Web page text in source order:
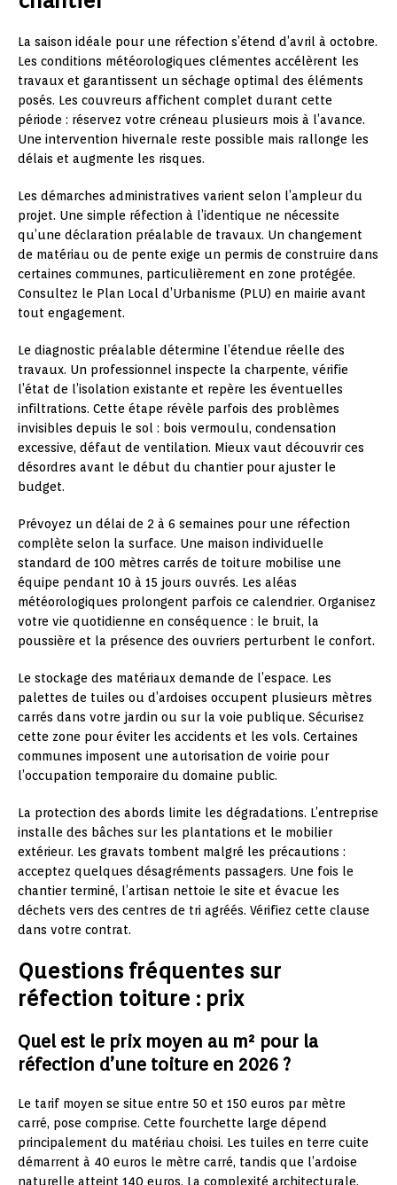
La saison idéale pour une réfection s’étend d’avril à octobre.
Les conditions météorologiques clémentes accélèrent les
travaux et garantissent un séchage optimal des éléments
posés. Les couvreurs affichent complet durant cette
période : réservez votre créneau plusieurs mois à l’avance.
Une intervention hivernale reste possible mais rallonge les
délais et augmente les risques.
Les démarches administratives varient selon l’ampleur du
projet. Une simple réfection à l’identique ne nécessite
qu’une déclaration préalable de travaux. Un changement
de matériau ou de pente exige un permis de construire dans
certaines communes, particulièrement en zone protégée.
Consultez le Plan Local d’Urbanisme (PLU) en mairie avant
tout engagement.
Le diagnostic préalable détermine l’étendue réelle des
travaux. Un professionnel inspecte la charpente, vérifie
l’état de l’isolation existante et repère les éventuelles
infiltrations. Cette étape révèle parfois des problèmes
invisibles depuis le sol : bois vermoulu, condensation
excessive, défaut de ventilation. Mieux vaut découvrir ces
désordres avant le début du chantier pour ajuster le
budget.
Prévoyez un délai de 2 à 6 semaines pour une réfection
complète selon la surface. Une maison individuelle
standard de 100 mètres carrés de toiture mobilise une
équipe pendant 10 à 15 jours ouvrés. Les aléas
météorologiques prolongent parfois ce calendrier. Organisez
votre vie quotidienne en conséquence : le bruit, la
poussière et la présence des ouvriers perturbent le confort.
Le stockage des matériaux demande de l’espace. Les
palettes de tuiles ou d’ardoises occupent plusieurs mètres
carrés dans votre jardin ou sur la voie publique. Sécurisez
cette zone pour éviter les accidents et les vols. Certaines
communes imposent une autorisation de voirie pour
l’occupation temporaire du domaine public.
La protection des abords limite les dégradations. L’entreprise
installe des bâches sur les plantations et le mobilier
extérieur. Les gravats tombent malgré les précautions :
acceptez quelques désagréments passagers. Une fois le
chantier terminé, l’artisan nettoie le site et évacue les
déchets vers des centres de tri agréés. Vérifiez cette clause
dans votre contrat.
Questions fréquentes sur
réfection toiture : prix
Quel est le prix moyen au m² pour la
réfection d’une toiture en 2026 ?
Le tarif moyen se situe entre 50 et 150 euros par mètre
carré, pose comprise. Cette fourchette large dépend
principalement du matériau choisi. Les tuiles en terre cuite
démarrent à 40 euros le mètre carré, tandis que l’ardoise
naturelle atteint 140 euros. La complexité architecturale,